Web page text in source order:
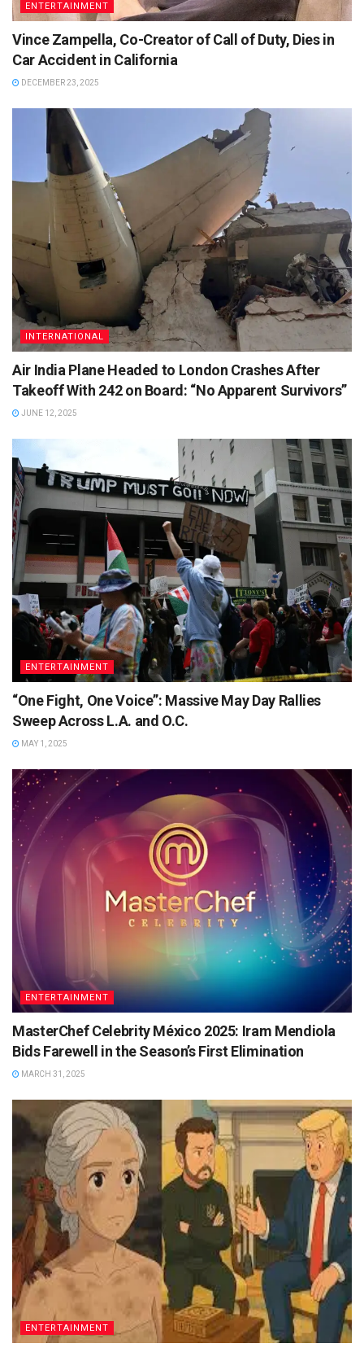
ENTERTAINMENT
Vince Zampella, Co-Creator of Call of Duty, Dies in
Car Accident in California
DECEMBER 23, 2025
INTERNATIONAL
Air India Plane Headed to London Crashes After
Takeoff With 242 on Board: “No Apparent Survivors”
JUNE 12, 2025
ENTERTAINMENT
“One Fight, One Voice”: Massive May Day Rallies
Sweep Across L.A. and O.C.
MAY 1, 2025
ENTERTAINMENT
MasterChef Celebrity México 2025: Iram Mendiola
Bids Farewell in the Season’s First Elimination
MARCH 31, 2025
ENTERTAINMENT